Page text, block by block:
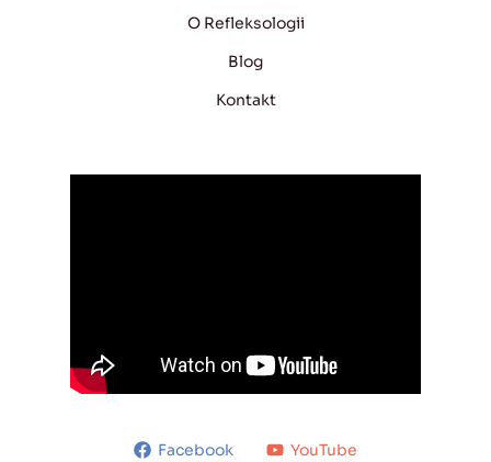
O Refleksologii
Blog
Kontakt
Facebook YouTube